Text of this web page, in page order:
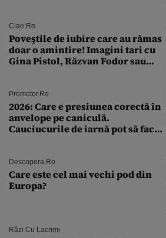
Ciao.ro
Poveştile de iubire care au rămas
doar o amintire! Imagini tari cu
Gina Pistol, Răzvan Fodor sau
Promotor.ro
2026: Care e presiunea corectă în
anvelope pe caniculă.
Cauciucurile de iarnă pot să facă
Descopera.ro
Care este cel mai vechi pod din
Europa?
Râzi Cu Lacrimi